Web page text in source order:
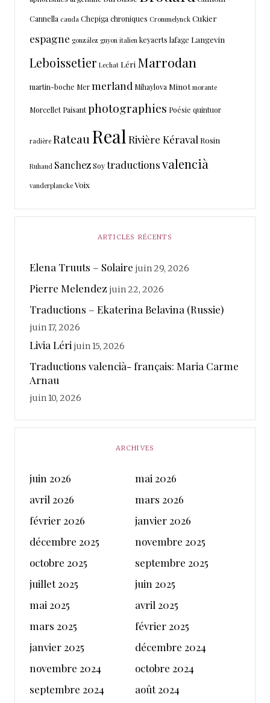
Cannella cauda Chepigachroniques Crommelynck Cukier
espagne gonzález guyon italien keyaerts lafage Langevin
Leboissetier Lechat Léri Marrodan
martin-boche Mermerland Mihaylova Minot morante
Morcellet Paisantphotographies Poésie quintuor
radière RateauReal Rivière Kéraval Rosin
Ruhaud SanchezSoytraductionsvalencià
vanderplancke Voix
ARTICLES RÉCENTS
Elena Truuts – Solaire juin 29, 2026
Pierre Melendez juin 22, 2026
Traductions – Ekaterina Belavina (Russie)
juin 17, 2026
Livia Léri juin 15, 2026
Traductions valencià- français: Maria Carme
Arnau
juin 10, 2026
ARCHIVES
juin 2026
mai 2026
avril 2026
mars 2026
février 2026
janvier 2026
décembre 2025
novembre 2025
octobre 2025
septembre 2025
juillet 2025
juin 2025
mai 2025
avril 2025
mars 2025
février 2025
janvier 2025
décembre 2024
novembre 2024
octobre 2024
septembre 2024
août 2024